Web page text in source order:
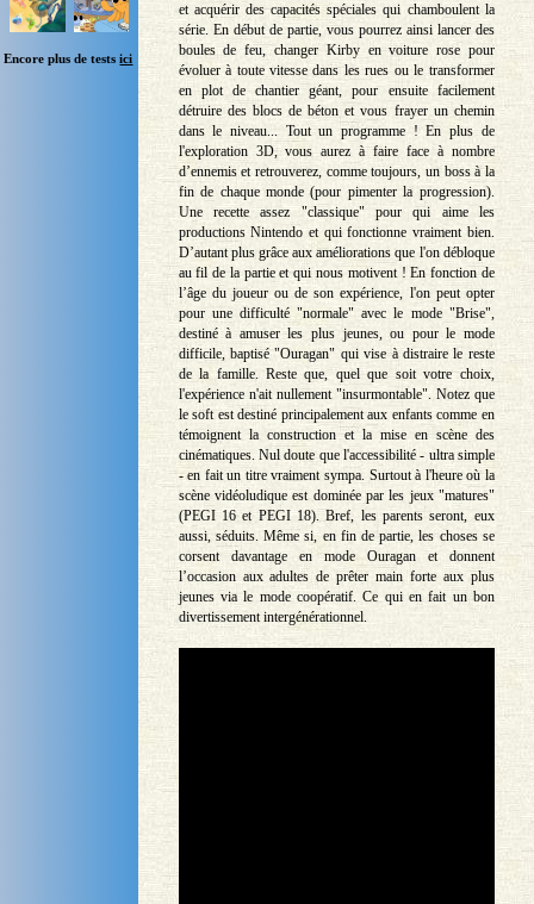
Encore plus de testsici
et acquérir des capacités spéciales qui chamboulent la
série. En début de partie, vous pourrez ainsi lancer des
boules de feu, changer Kirby en voiture rose pour
évoluer à toute vitesse dans les rues ou le transformer
en plot de chantier géant, pour ensuite facilement
détruire des blocs de béton et vous frayer un chemin
dans le niveau... Tout un programme ! En plus de
l'exploration 3D, vous aurez à faire face à nombre
d’ennemis et retrouverez, comme toujours, un boss à la
fin de chaque monde (pour pimenter la progression).
Une recette assez "classique" pour qui aime les
productions Nintendo et qui fonctionne vraiment bien.
D’autant plus grâce aux améliorations que l'on débloque
au fil de la partie et qui nous motivent ! En fonction de
l’âge du joueur ou de son expérience, l'on peut opter
pour une difficulté "normale" avec le mode "Brise",
destiné à amuser les plus jeunes, ou pour le mode
difficile, baptisé "Ouragan" qui vise à distraire le reste
de la famille. Reste que, quel que soit votre choix,
l'expérience n'ait nullement "insurmontable". Notez que
le soft est destiné principalement aux enfants comme en
témoignent la construction et la mise en scène des
cinématiques. Nul doute que l'accessibilité - ultra simple
- en fait un titre vraiment sympa. Surtout à l'heure où la
scène vidéoludique est dominée par les jeux "matures"
(PEGI 16 et PEGI 18). Bref, les parents seront, eux
aussi, séduits. Même si, en fin de partie, les choses se
corsent davantage en mode Ouragan et donnent
l’occasion aux adultes de prêter main forte aux plus
jeunes via le mode coopératif. Ce qui en fait un bon
divertissement intergénérationnel.